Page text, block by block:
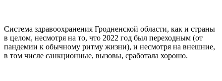
Система здравоохранения Гродненской области, как и страны
в целом, несмотря на то, что 2022 год был переходным (от
пандемии к обычному ритму жизни), и несмотря на внешние,
в том числе санкционные, вызовы, сработала хорошо.